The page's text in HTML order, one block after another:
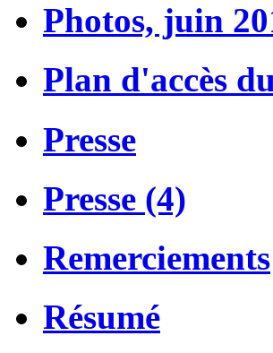
Photos, juin
Plan d'accès
Presse
Presse (4)
Remerciements
Résumé